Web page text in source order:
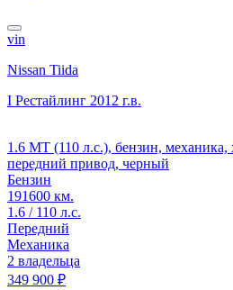
vin
Nissan Tiida
I Рестайлинг 2012 г.в.
1.6 MT (110 л.с.), бензин, механика,
передний привод, черный
Бензин
191600 км.
1.6 / 110 л.с.
Передний
Механика
2 владельца
349 900 ₽